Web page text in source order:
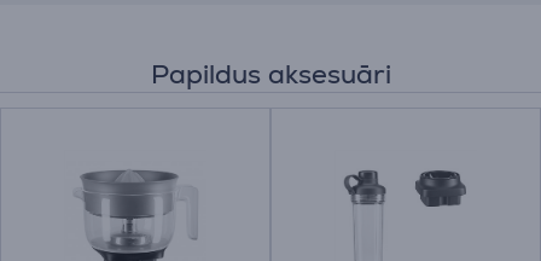
Papildus aksesuāri